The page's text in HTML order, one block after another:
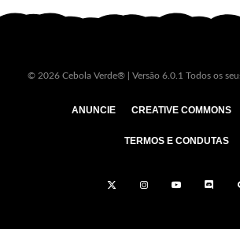
© 2026 Cebola Verde® | Versão 6.0.1 Todos os
ANUNCIE CREATIVE COMMONS
TERMOS E CONDUTAS